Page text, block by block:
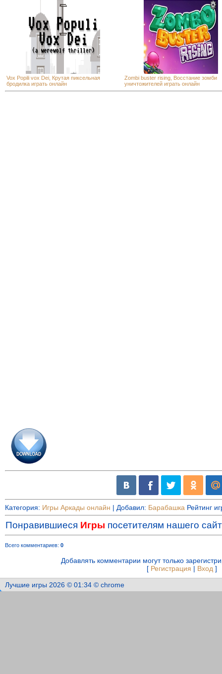
Vox Popili vox Dei, Крутая пиксельная
бродилка играть онлайн
Zombi buster rising, Восстание зомби
уничтожителей играть онлайн
Категория: Игры Аркады онлайн | Добавил: Барабашка Рейтинг
Понравившиеся Игры посетителям нашего
Всего комментариев: 0
Добавлять комментарии могут только
[ Регистрация | Вход ]
Лучшие игры 2026 © 01:34 © chrome